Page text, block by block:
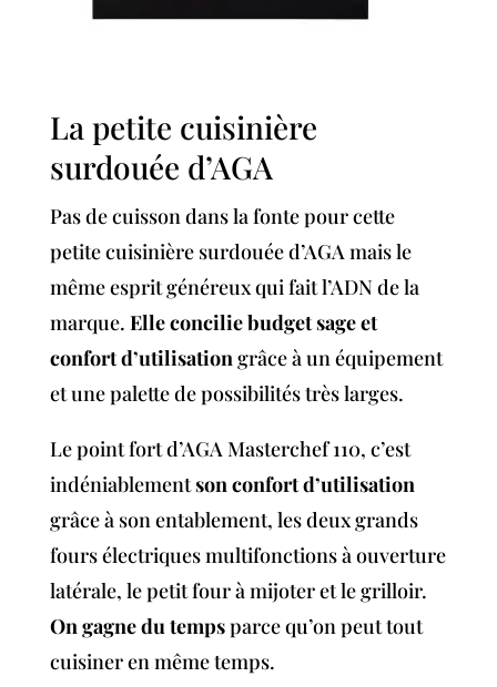
La petite cuisinière
surdouée d’AGA
Pas de cuisson dans la fonte pour cette
petite cuisinière surdouée d’AGA mais le
même esprit généreux qui fait l’ADN de la
marque. Elle concilie budget sage et
confort d’utilisationgrâce à un équipement
et une palette de possibilités très larges.
Le point fort d’AGA Masterchef 110, c’est
indéniablementson confort d’utilisation
grâce à son entablement, les deux grands
fours électriques multifonctions à ouverture
latérale, le petit four à mijoter et le grilloir.
On gagne du tempsparce qu’on peut tout
cuisiner en même temps.